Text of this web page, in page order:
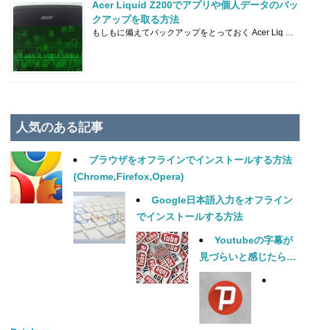
Acer Liquid Z200でアプリや個人データのバッ
クアップを取る方法
もしもに備えてバックアップをとっておく Acer Liq …
人気のある記事
ブラウザをオフラインでインストールする方法
(Chrome,Firefox,Opera)
Google日本語入力をオフライン
でインストールする方法
Youtubeの字幕が
見づらいと感じたら…